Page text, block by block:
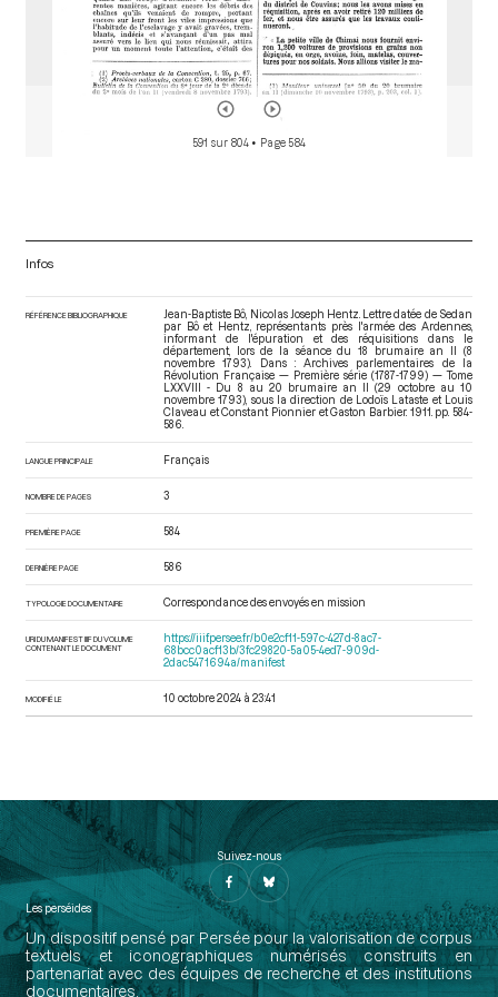
591 sur 804 • Page 584
Infos
RÉFÉRENCE BIBLIOGRAPHIQUE
Jean-Baptiste Bô, Nicolas Joseph Hentz. Lettre datée de Sedan
par Bô et Hentz, représentants près l'armée des Ardennes,
informant de l'épuration et des réquisitions dans le
département, lors de la séance du 18 brumaire an II (8
novembre 1793). Dans : Archives parlementaires de la
Révolution Française — Première série (1787-1799) — Tome
LXXVIII - Du 8 au 20 brumaire an II (29 octobre au 10
novembre 1793) , sous la direction de Lodoïs Lataste et Louis
Claveau et Constant Pionnier et Gaston Barbier. 1911. pp. 584-
586.
LANGUE PRINCIPALE Français
NOMBRE DE PAGES 3
PREMIÈRE PAGE 584
DERNIÈRE PAGE 586
TYPOLOGIE DOCUMENTAIRE Correspondance des envoyés en mission
URI DU MANIFEST IIIF DU VOLUME
CONTENANT LE DOCUMENT
https://iiif.persee.fr/b0e2cf11-597c-427d-8ac7-
68bcc0acf13b/3fc29820-5a05-4ed7-909d-
2dac5471694a/manifest
MODIFIÉ LE 10 octobre 2024 à 23:41
Suivez-nous
Les perséides
Un dispositif pensé par Persée pour la valorisation de corpus
textuels et iconographiques numérisés construits en
partenariat avec des équipes de recherche et des institutions
documentaires.